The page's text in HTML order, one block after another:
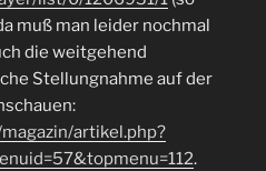
muß man leider nochmal
die weitgehend
Stellungnahme auf der
artikel.php?
.